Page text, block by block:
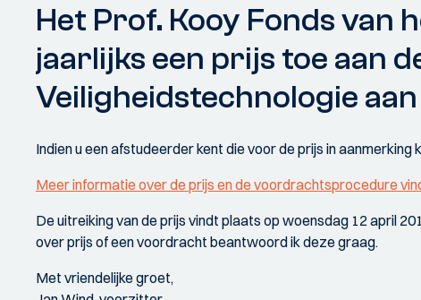
Het Prof. Kooy Fonds van
jaarlijks een prijs toe aan
Veiligheidstechnologie
Indien u een afstudeerder kent die voor de prijs in
Meer informatie over de prijs en de voordrachtsprocedure
De uitreiking van de prijs vindt plaats op woensdag 12 april
over prijs of een voordracht beantwoord ik deze graag.
Met vriendelijke groet,